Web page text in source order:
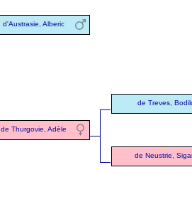
d'Austrasie, Alberic
de Thurgovie, Adèle
de Treves,
de Neustrie,